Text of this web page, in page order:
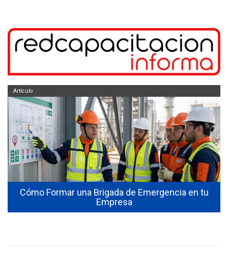
Cómo Formar una Brigada de Emergencia en tu
Empresa
Artículo